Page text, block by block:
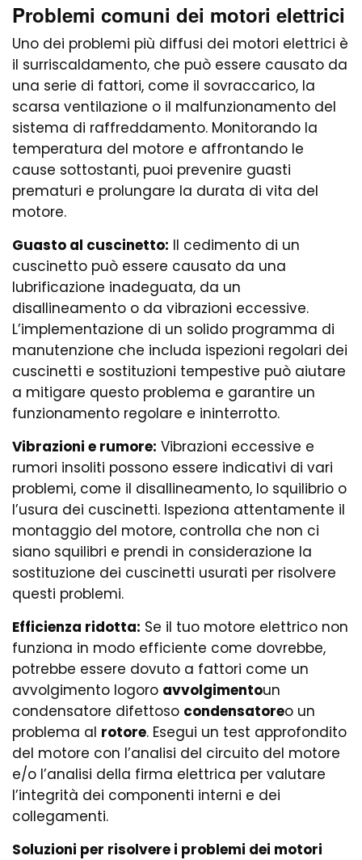
Problemi comuni dei motori elettrici
Uno dei problemi più diffusi dei motori elettrici è
il surriscaldamento, che può essere causato da
una serie di fattori, come il sovraccarico, la
scarsa ventilazione o il malfunzionamento del
sistema di raffreddamento. Monitorando la
temperatura del motore e affrontando le
cause sottostanti, puoi prevenire guasti
prematuri e prolungare la durata di vita del
motore.
Guasto al cuscinetto: Il cedimento di un
cuscinetto può essere causato da una
lubrificazione inadeguata, da un
disallineamento o da vibrazioni eccessive.
L’implementazione di un solido programma di
manutenzione che includa ispezioni regolari dei
cuscinetti e sostituzioni tempestive può aiutare
a mitigare questo problema e garantire un
funzionamento regolare e ininterrotto.
Vibrazioni e rumore: Vibrazioni eccessive e
rumori insoliti possono essere indicativi di vari
problemi, come il disallineamento, lo squilibrio o
l’usura dei cuscinetti. Ispeziona attentamente il
montaggio del motore, controlla che non ci
siano squilibri e prendi in considerazione la
sostituzione dei cuscinetti usurati per risolvere
questi problemi.
Efficienza ridotta: Se il tuo motore elettrico non
funziona in modo efficiente come dovrebbe,
potrebbe essere dovuto a fattori come un
avvolgimento logoro avvolgimentoun
condensatore difettoso condensatoreo un
problema al rotore. Esegui un test approfondito
del motore con l’analisi del circuito del motore
e/o l’analisi della firma elettrica per valutare
l’integrità dei componenti interni e dei
collegamenti.
Soluzioni per risolvere i problemi dei motori